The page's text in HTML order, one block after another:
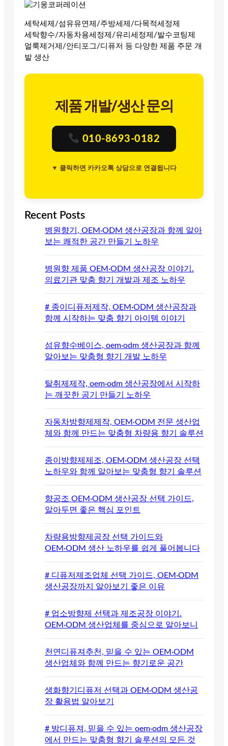
세탁세제/섬유유연제/주방세제/다목적세정제
세탁향수/자동차용세정제/유리세정제/발수코팅제
얼룩제거제/안티포그/디퓨저 등 다양한 제품 주문 개
발 생산
제품 개발/생산 문의
010-8693-0182
▼ 클릭하면 카카오톡 상담으로 연결됩니다
Recent Posts
병원향기, OEM·ODM 생산공장과 함께 알아
보는 쾌적한 공간 만들기 노하우
병원향 제품 OEM·ODM 생산공장 이야기.
의료기관 맞춤 향기 개발과 제조 노하우
# 종이디퓨저제작, OEM·ODM 생산공장과
함께 시작하는 맞춤 향기 아이템 이야기
섬유향수베이스, oem·odm 생산공장과 함께
알아보는 맞춤형 향기 개발 노하우
탈취제제작, oem·odm 생산공장에서 시작하
는 깨끗한 공기 만들기 노하우
자동차방향제제작, OEM·ODM 전문 생산업
체와 함께 만드는 맞춤형 차량용 향기 솔루션
종이방향제제조, OEM·ODM 생산공장 선택
노하우와 함께 알아보는 맞춤형 향기 솔루션
향공조 OEM·ODM 생산공장 선택 가이드,
알아두면 좋은 핵심 포인트
차량용방향제공장 선택 가이드와
OEM·ODM 생산 노하우를 쉽게 풀어봅니다
# 디퓨저제조업체 선택 가이드, OEM·ODM
생산공장까지 알아보기 좋은 이유
# 업소방향제 선택과 제조공장 이야기.
OEM·ODM 생산업체를 중심으로 알아보니
천연디퓨져추천, 믿을 수 있는 OEM·ODM
생산업체와 함께 만드는 향기로운 공간
생화향기디퓨저 선택과 OEM·ODM 생산공
장 활용법 알아보기
# 방디퓨져, 믿을 수 있는 oem·odm 생산공장
에서 만드는 맞춤형 향기 솔루션의 모든 것